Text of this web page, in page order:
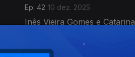
Ep. 42 10 dez. 2025
Inês Vieira Gomes e Catarina